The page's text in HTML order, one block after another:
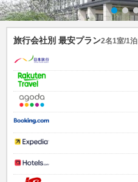
旅行会社別 最安プラン2名1室/1泊